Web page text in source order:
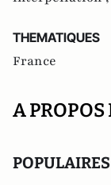
THEMATIQUES
France
A PROPOS
POPULAIRES